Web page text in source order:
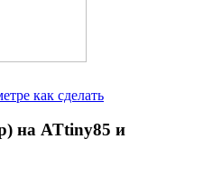
как сделать
на ATtiny85 и